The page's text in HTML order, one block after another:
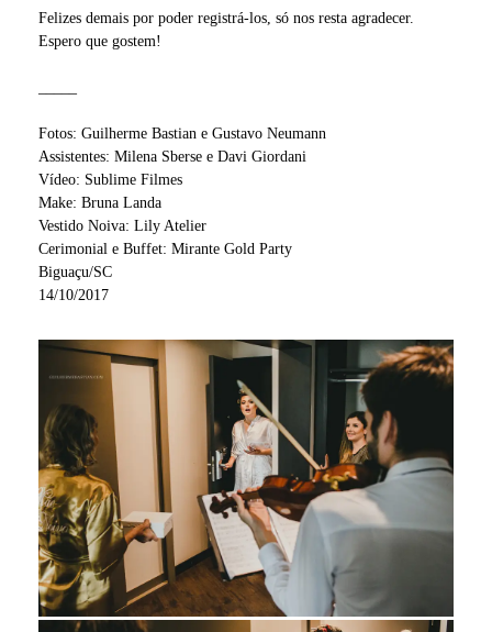
Felizes demais por poder registrá-los, só nos resta agradecer.
Espero que gostem!
Fotos: Guilherme Bastian e Gustavo Neumann
Assistentes: Milena Sberse e Davi Giordani
Vídeo: Sublime Filmes
Make: Bruna Landa
Vestido Noiva: Lily Atelier
Cerimonial e Buffet: Mirante Gold Party
Biguaçu/SC
14/10/2017